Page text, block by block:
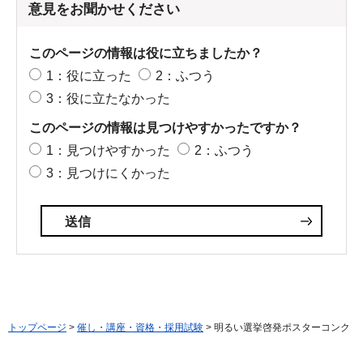
意見をお聞かせください
このページの情報は役に立ちましたか？
1：役に立った
2：ふつう
3：役に立たなかった
このページの情報は見つけやすかったですか？
1：見つけやすかった
2：ふつう
3：見つけにくかった
トップページ > 催し・講座・資格・採用試験 > 明るい選挙啓発ポスターコンク